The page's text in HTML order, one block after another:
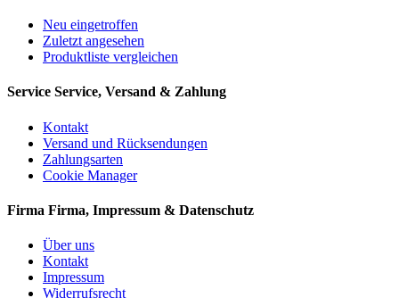
Neu eingetroffen
Zuletzt angesehen
Produktliste vergleichen
Service Service, Versand & Zahlung
Kontakt
Versand und Rücksendungen
Zahlungsarten
Cookie Manager
Firma Firma, Impressum & Datenschutz
Über uns
Kontakt
Impressum
Widerrufsrecht